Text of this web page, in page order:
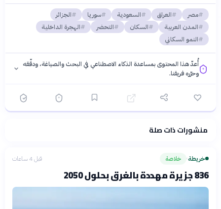
مصر العراق السعودية سوريا
الجزائر
المدن العربية
السكان التحضر
الهجرة الداخلية
النمو السكاني
أُعدّ هذا المحتوى بمساعدة الذكاء الاصطناعي في البحث والصياغة، ودقّقه
وحرّره فريقنا.
فلسفتنا المعرفية· سياسة الذكاء الاصطناعيمنشورات ذات صلة
خريطة› خلاصة قبل 4 ساعات
836 جزيرة مهددة بالغرق بحلول 2050